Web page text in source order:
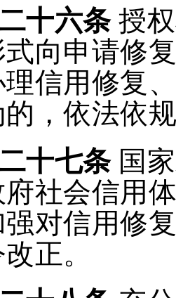
十六条授
向申请修
信用修复
的 ，依法依
十七条 国
社会信用
对信用修
正。